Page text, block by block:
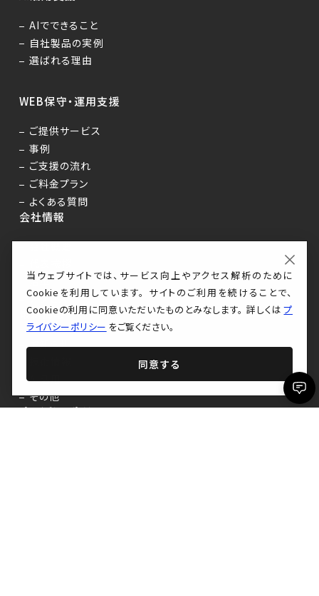
AIでできること
自社製品の実例
選ばれる理由
WEB保守・運用支援
ご提供サービス
事例
ご支援の流れ
ご料金プラン
よくある質問
会社情報
会社概要
沿革
アクセス
最新情報
お知らせ
AI活用
その他
プライバシーポリシー
×
当ウェブサイトでは、サービス向上やアクセス解析のために
Cookieを利用しています。 サイトのご利用を続けることで、
Cookieの利用に同意いただいたものとみなします。 詳しくは プ
ライバシーポリシー をご覧ください。
同意する